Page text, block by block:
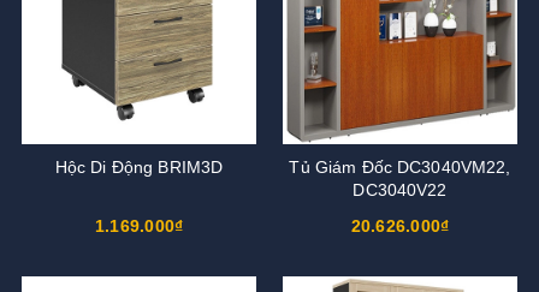
Hộc Di Động BRIM3D
1.169.000₫
Tủ Giám Đốc DC3040VM22,
DC3040V22
20.626.000₫